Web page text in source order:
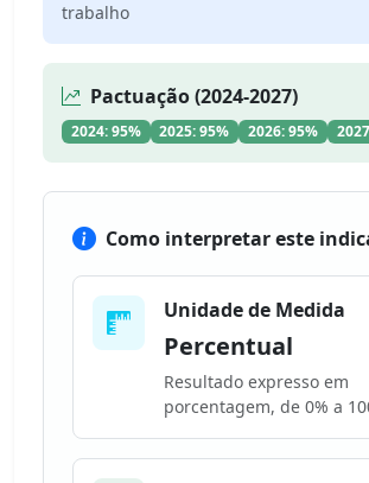
trabalho
Pactuação (2024-2027)
2024: 95% 2025: 95% 2026: 95%
Como interpretar este
Unidade de Medida
Percentual
Resultado expresso em
porcentagem, de 0% a